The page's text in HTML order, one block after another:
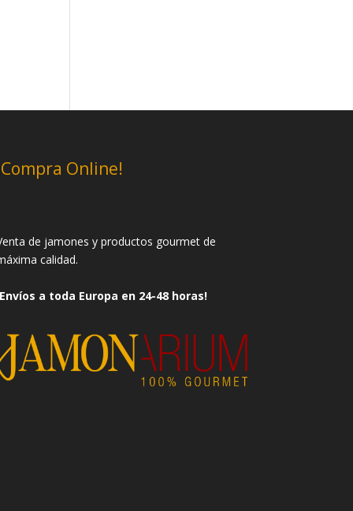
Online!
de jamones y productos gourmet de
calidad.
a toda Europa en 24-48 horas!